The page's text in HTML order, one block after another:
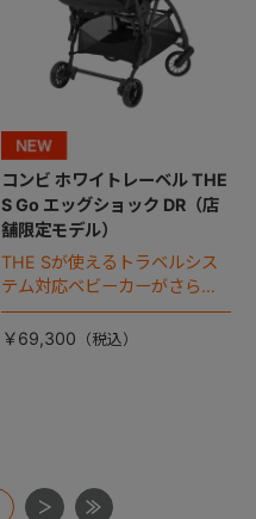
コンビ ホワイトレーベル THE
S Go エッグショック DR（店
舗限定モデル）
THE Sが使えるトラベルシス
テム対応ベビーカーがさらに
進化！
￥69,300